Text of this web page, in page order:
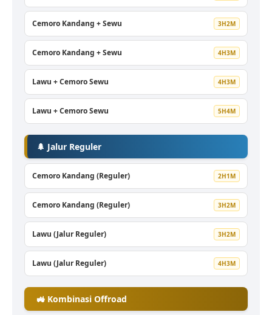
Cemoro Kandang + Sewu 3H2M
Cemoro Kandang + Sewu 4H3M
Lawu + Cemoro Sewu 4H3M
Lawu + Cemoro Sewu 5H4M
🌲 Jalur Reguler
Cemoro Kandang (Reguler) 2H1M
Cemoro Kandang (Reguler) 3H2M
Lawu (Jalur Reguler) 3H2M
Lawu (Jalur Reguler) 4H3M
🚜 Kombinasi Offroad